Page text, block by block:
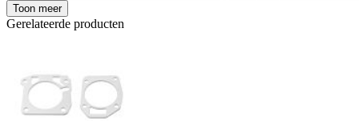
Toon meer
Gerelateerde producten